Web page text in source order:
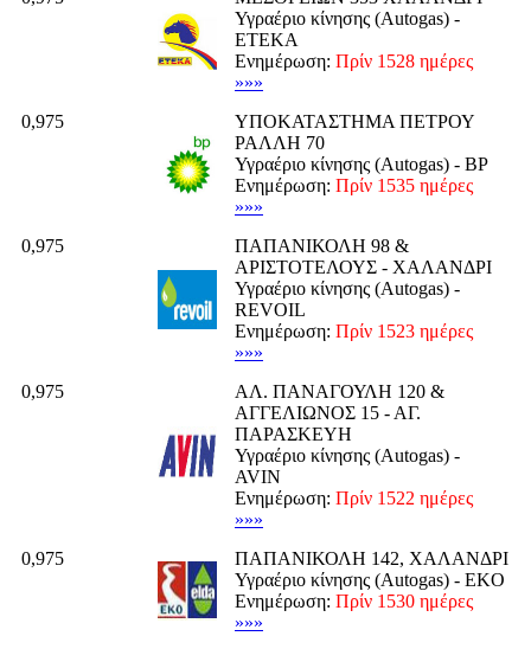
Υγραέριο κίνησης (Autogas) -
ΕΤΕΚΑ
Ενημέρωση: Πρίν 1528 ημέρες
»»»
0,975
ΥΠΟΚΑΤΑΣΤΗΜΑ ΠΕΤΡΟΥ
ΡΑΛΛΗ 70
Υγραέριο κίνησης (Autogas) - BP
Ενημέρωση: Πρίν 1535 ημέρες
»»»
0,975
ΠΑΠΑΝΙΚΟΛΗ 98 &
ΑΡΙΣΤΟΤΕΛΟΥΣ - ΧΑΛΑΝΔΡΙ
Υγραέριο κίνησης (Autogas) -
REVOIL
Ενημέρωση: Πρίν 1523 ημέρες
»»»
0,975
ΑΛ. ΠΑΝΑΓΟΥΛΗ 120 &
ΑΓΓΕΛΙΩΝΟΣ 15 - ΑΓ.
ΠΑΡΑΣΚΕΥΗ
Υγραέριο κίνησης (Autogas) -
AVIN
Ενημέρωση: Πρίν 1522 ημέρες
»»»
0,975
ΠΑΠΑΝΙΚΟΛΗ 142, ΧΑΛΑΝΔΡΙ
Υγραέριο κίνησης (Autogas) - EKO
Ενημέρωση: Πρίν 1530 ημέρες
»»»